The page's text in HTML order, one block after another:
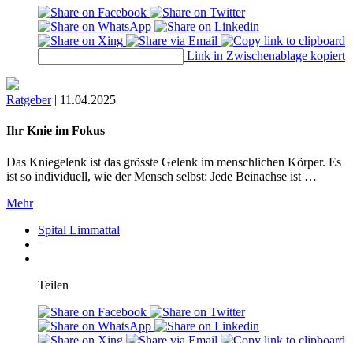
Link in Zwischenablage kopiert
Ratgeber | 11.04.2025
Ihr Knie im Fokus
Das Kniegelenk ist das grösste Gelenk im menschlichen Körper. Es
ist so individuell, wie der Mensch selbst: Jede Beinachse ist …
Mehr
Spital Limmattal
|
Teilen